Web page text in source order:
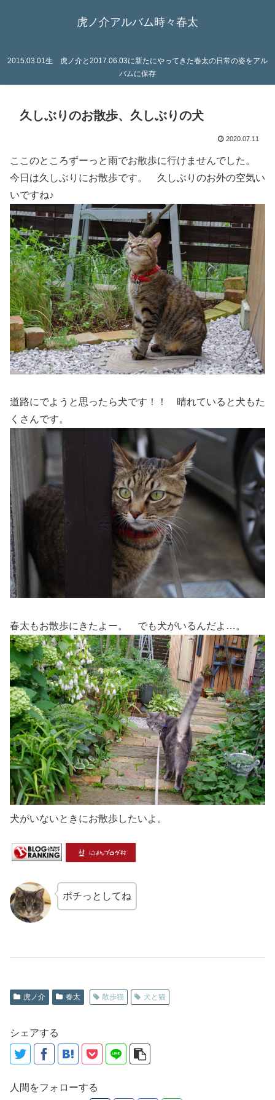
虎ノ介アルバム時々春太
2015.03.01生 虎ノ介と2017.06.03に新たにやってきた春太の日常の姿をアル
バムに保存
久しぶりのお散歩、久しぶりの犬
2020.07.11
ここのところずーっと雨でお散歩に行けませんでした。
今日は久しぶりにお散歩です。 久しぶりのお外の空気い
いですね♪
道路にでようと思ったら犬です！！ 晴れていると犬もた
くさんです。
春太もお散歩にきたよー。 でも犬がいるんだよ…。
犬がいないときにお散歩したいよ。
ポチっとしてね
虎ノ介 春太 散歩猫 犬と猫
シェアする
人間をフォローする